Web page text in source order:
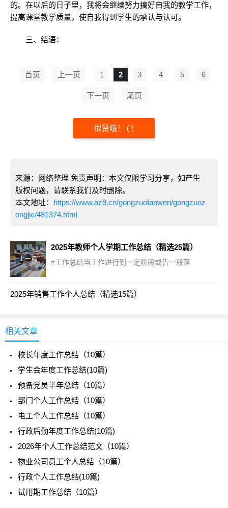
的。在以后的日子里，我将会继续努力搞好自我的教学工作，
提高课堂教学质量，使自我得到学生的承认与认可。
三、结语：
首页 上一页 1 2 3 4 5 6
下一页 尾页
很赞哦！ ( )
来源：网络整理 免责声明：本文仅限学习分享，如产生
版权问题，请联系我们及时删除。
本文地址： https://www.az9.cn/gongzuofanwen/gongzuoz
ongjie/481374.html
上一篇
2025年教师个人学期工作总结（精选25篇）
#工作总结当工作进行到一定阶段或告一段落
2025年销售工作个人总结（精选15篇）
相关文章
校长年度工作总结（10篇）
学生会年度工作总结(10篇)
预备党员半年总结（10篇）
部门个人工作总结（10篇）
电工个人工作总结（10篇）
行政后勤年度工作总结(10篇)
2026年个人工作总结范文（10篇）
物业公司员工个人总结（10篇）
行政个人工作总结(10篇)
试用期工作总结（10篇）